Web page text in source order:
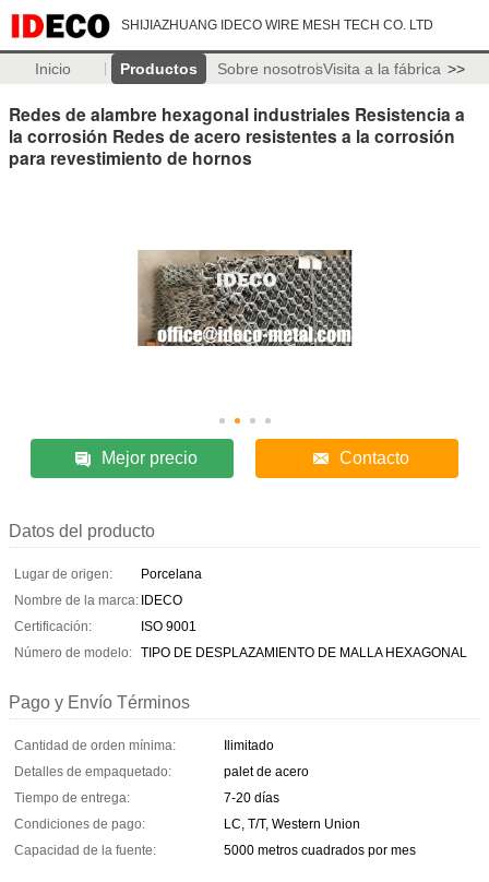
SHIJIAZHUANG IDECO WIRE MESH TECH CO. LTD
Inicio Productos Sobre nosotrosVisita a la fábrica >>
Redes de alambre hexagonal industriales Resistencia a
la corrosión Redes de acero resistentes a la corrosión
para revestimiento de hornos
Mejor precio Contacto
Datos del producto
Lugar de origen:
Porcelana
Nombre de la marca: IDECO
Certificación:
ISO 9001
Número de modelo: TIPO DE DESPLAZAMIENTO DE MALLA HEXAGONAL
Pago y Envío Términos
Cantidad de orden mínima:
Ilimitado
Detalles de empaquetado:
palet de acero
Tiempo de entrega:
7-20 días
Condiciones de pago:
LC, T/T, Western Union
Capacidad de la fuente:
5000 metros cuadrados por mes